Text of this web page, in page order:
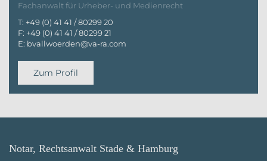
Fachanwalt für Urheber- und Medienrecht
T: +49 (0) 41 41 / 80299 20
F: +49 (0) 41 41 / 80299 21
E: bvallwoerden@va-ra.com
Zum Profil
Notar, Rechtsanwalt Stade & Hamburg